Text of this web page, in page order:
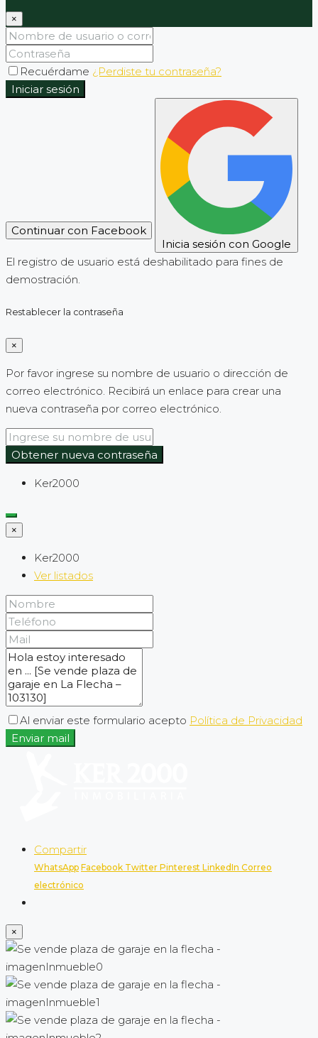
×
Recuérdame ¿Perdiste tu contraseña?
Iniciar sesión
Continuar con Facebook
Inicia sesión con Google
El registro de usuario está deshabilitado para fines de
demostración.
Restablecer la contraseña
×
Por favor ingrese su nombre de usuario o dirección de
correo electrónico. Recibirá un enlace para crear una
nueva contraseña por correo electrónico.
Obtener nueva contraseña
Ker2000
×
Ker2000
Ver listados
Al enviar este formulario acepto Política de Privacidad
Enviar mail
Compartir
WhatsApp Facebook Twitter Pinterest LinkedIn Correo
electrónico
×